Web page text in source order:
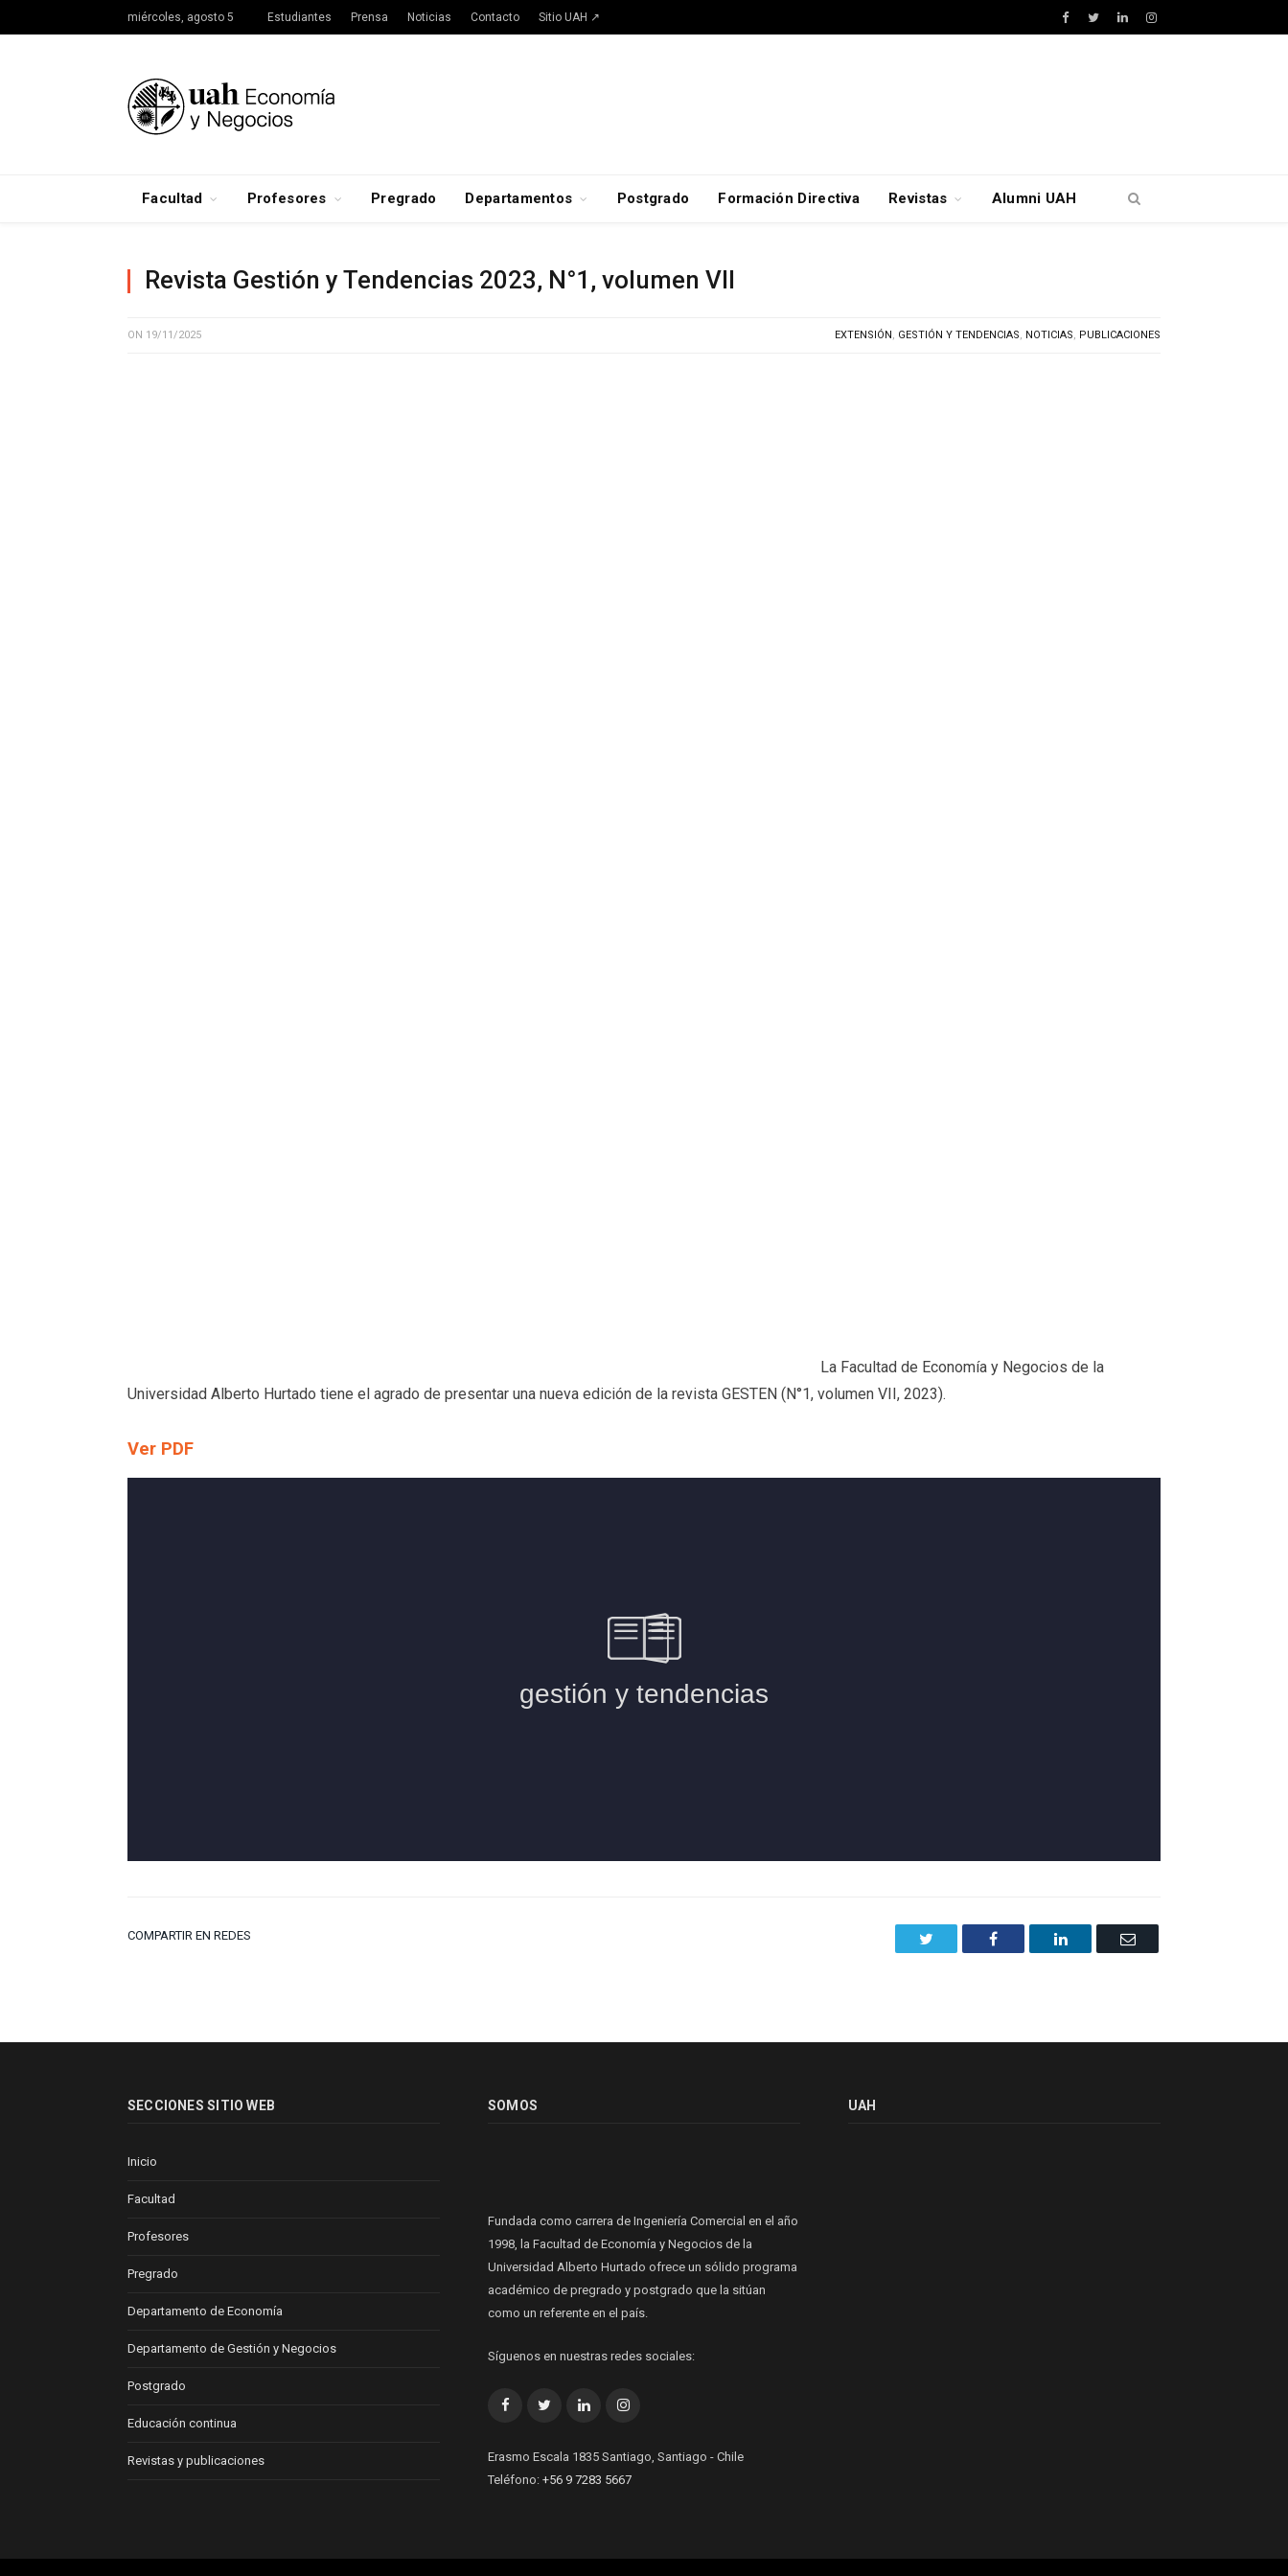
miércoles, agosto 5 Estudiantes Prensa Noticias Contacto Sitio UAH ↗ Facebook
TwitterLinkedInInstagram
Facultad Profesores Pregrado Departamentos Postgrado Formación Directiva Revistas Alumni UAH
Revista Gestión y Tendencias 2023, N°1, volumen VII
ON 19/11/2025 EXTENSIÓN, GESTIÓN Y TENDENCIAS, NOTICIAS, PUBLICACIONES
La Facultad de Economía y Negocios de la
Universidad Alberto Hurtado tiene el agrado de presentar una nueva edición de la revista GESTEN (N°1, volumen VII, 2023).
Ver PDF
COMPARTIR EN REDES Facebook LinkedIn Email
SECCIONES SITIO WEB
Inicio
Facultad
Profesores
Pregrado
Departamento de Economía
Departamento de Gestión y Negocios
Postgrado
Educación continua
Revistas y publicaciones
SOMOS
Fundada como carrera de Ingeniería Comercial en el año
1998, la Facultad de Economía y Negocios de la
Universidad Alberto Hurtado ofrece un sólido programa
académico de pregrado y postgrado que la sitúan
como un referente en el país.
Síguenos en nuestras redes sociales:
FacebookTwitterLinkedInInstagram
Erasmo Escala 1835 Santiago, Santiago - Chile
Teléfono: +56 9 7283 5667
UAH